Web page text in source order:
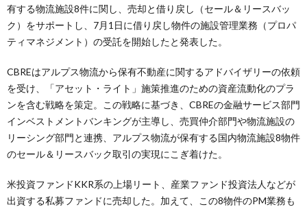
有する物流施設8件に関し、売却と借り戻し（セール＆リースバッ
ク）をサポートし、7月1日に借り戻し物件の施設管理業務（プロパ
ティマネジメント）の受託を開始したと発表した。
CBREはアルプス物流から保有不動産に関するアドバイザリーの依頼
を受け、「アセット・ライト」施策推進のための資産流動化のプラ
ンを含む戦略を策定。この戦略に基づき、CBREの金融サービス部門
インベストメントバンキングが主導し、売買仲介部門や物流施設の
リーシング部門と連携、アルプス物流が保有する国内物流施設8物件
のセール＆リースバック取引の実現にこぎ着けた。
米投資ファンドKKR系の上場リート、産業ファンド投資法人などが
出資する私募ファンドに売却した。加えて、この8物件のPM業務も